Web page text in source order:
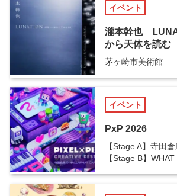
イベント
瀧本幹也
から天体を読む
茅ヶ崎市美術館
イベント
PxP 2026
【Stage A】寺田
【Stage B】